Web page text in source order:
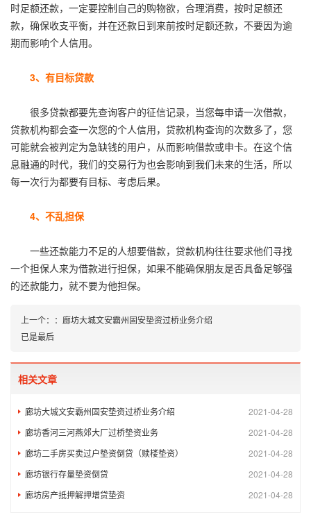
时足额还款，一定要控制自己的购物欲，合理消费，按时足额还
款，确保收支平衡，并在还款日到来前按时足额还款，不要因为逾
期而影响个人信用。
3、有目标贷款
很多贷款都要先查询客户的征信记录，当您每申请一次借款，
贷款机构都会查一次您的个人信用，贷款机构查询的次数多了，您
可能就会被判定为急缺钱的用户，从而影响借款或申卡。在这个信
息融通的时代，我们的交易行为也会影响到我们未来的生活，所以
每一次行为都要有目标、考虑后果。
4、不乱担保
一些还款能力不足的人想要借款，贷款机构往往要求他们寻找
一个担保人来为借款进行担保，如果不能确保朋友是否具备足够强
的还款能力，就不要为他担保。
上一个： ： 廊坊大城文安霸州固安垫资过桥业务介绍
已是最后
相关文章
2021-04-28
廊坊大城文安霸州固安垫资过桥业务介绍
2021-04-28
廊坊香河三河燕郊大厂过桥垫资业务
2021-04-28
廊坊二手房买卖过户垫资倒贷（赎楼垫资）
2021-04-28
廊坊银行存量垫资倒贷
2021-04-28
廊坊房产抵押解押增贷垫资